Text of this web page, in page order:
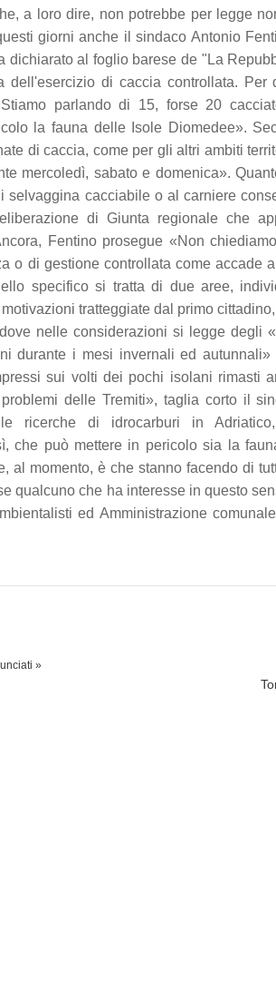
a loro dire, non potrebbe per legge
giorni anche il sindaco Antonio
dichiarato al foglio barese de "La
dell'esercizio di caccia controllata. Per
parlando di 15, forse 20
la fauna delle Isole Diomedee».
di caccia, come per gli altri ambiti
mercoledì, sabato e domenica».
cacciabile o al carniere
di Giunta regionale che
Fentino prosegue «Non
o di gestione controllata come accade
specifico si tratta di due aree,
tratteggiate dal primo
nelle considerazioni si legge degli
durante i mesi invernali ed autunnali»
sui volti dei pochi isolani rimasti
delle Tremiti», taglia corto il
ricerche di idrocarburi in
che può mettere in pericolo sia la
al momento, è che stanno facendo di
qualcuno che ha interesse in questo
ed Amministrazione
»